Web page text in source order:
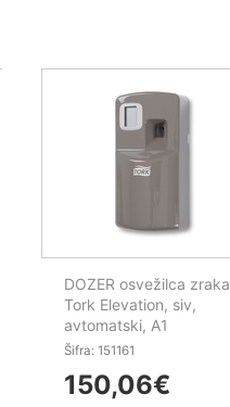
DOZER osvežilca zraka
Tork Elevation, siv,
avtomatski, A1
Šifra: 151161
150,06€